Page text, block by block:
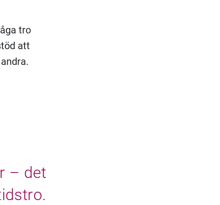
tro
att
– det